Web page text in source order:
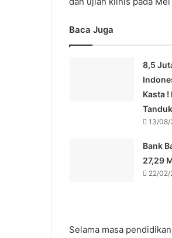
Baca Juga
8,5
Kasta
Tanduk
13/08/
Bank
27,29
22/02/
Selama masa